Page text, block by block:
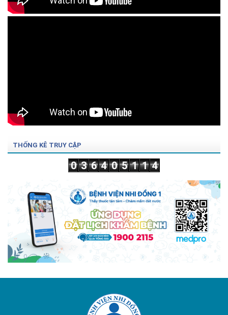
THỐNG KÊ TRUY CẬP
0 3 6 4 0 5 1 1 4